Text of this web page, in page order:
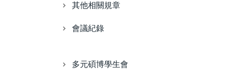
其他相關規章
會議紀錄
多元碩博學生會